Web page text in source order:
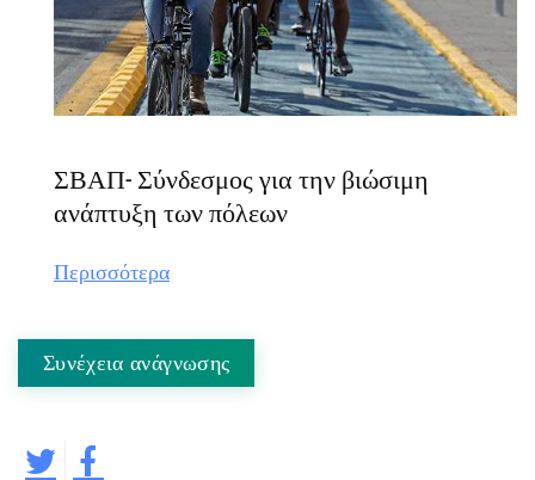
ΣΒΑΠ- Σύνδεσμος για την βιώσιμη
ανάπτυξη των πόλεων
Περισσότερα
Συνέχεια ανάγνωσης